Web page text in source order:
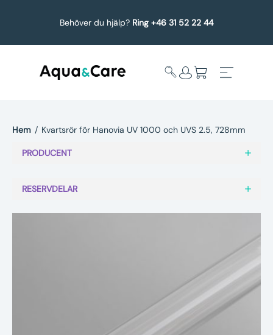
Behöver du hjälp? Ring +46 31 52 22 44
undermeny
Service
Underhållstips
Hem / Kvartsrör för Hanovia UV 1000 och UVS 2.5, 728mm
PRODUCENT
RESERVDELAR